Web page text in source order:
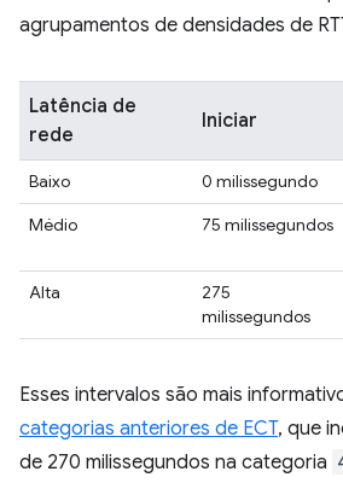
agrupamentos de densidades de
Latência de
rede
Iniciar
Baixo 0 milissegundo
Médio
75 milissegundos
Alta
275
milissegundos
Esses intervalos são mais
categorias anteriores de ECT, que
de 270 milissegundos na categoria